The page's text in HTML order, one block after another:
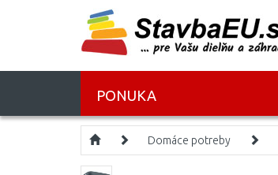
PONUKA
Domáce potreby